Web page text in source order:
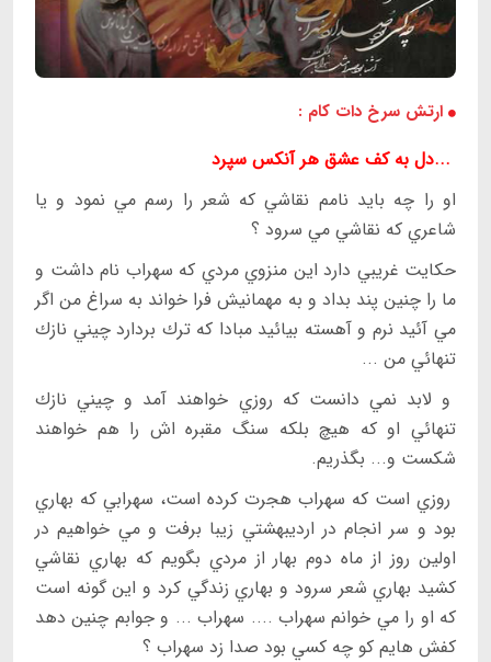
ارتش سرخ دات کام :
...دل به كف عشق هر آنكس سپرد
او را چه بايد نامم نقاشي كه شعر را رسم مي نمود و يا
شاعري كه نقاشي مي سرود ؟
حكايت غريبي دارد اين منزوي مردي كه سهراب نام داشت و
ما را چنين پند بداد و به مهمانيش فرا خواند به سراغ من اگر
مي آئيد نرم و آهسته بيائيد مبادا كه ترك بردارد چيني نازك
تنهائي من ...
و لابد نمي دانست كه روزي خواهند آمد و چيني نازك
تنهائي او كه هيچ بلكه سنگ مقبره اش را هم خواهند
شكست و... بگذريم.
روزي است كه سهراب هجرت كرده است، سهرابي كه بهاري
بود و سر انجام در ارديبهشتي زيبا برفت و مي خواهيم در
اولين روز از ماه دوم بهار از مردي بگويم كه بهاري نقاشي
كشيد بهاري شعر سرود و بهاري زندگي كرد و اين گونه است
كه او را مي خوانم سهراب .... سهراب ... و جوابم چنين دهد
كفش هايم كو چه كسي بود صدا زد سهراب ؟